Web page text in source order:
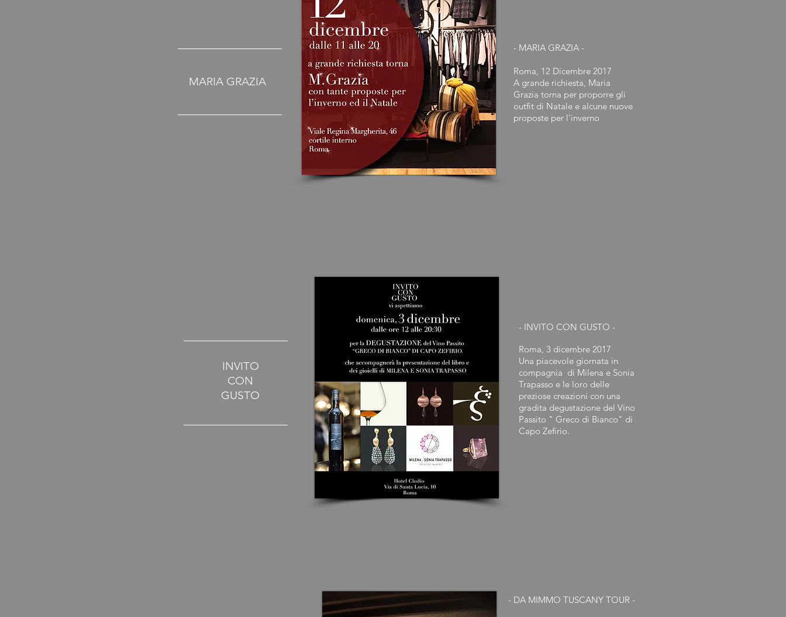
- MARIA GRAZIA -
Roma, 12 Dicembre 2017
A grande richiesta, Maria
Grazia torna per proporre gli
outfit di Natale e alcune nuove
proposte per l’inverno
MARIA GRAZIA
INVITO
CON
GUSTO
- INVITO CON GUSTO -
Roma, 3 dicembre 2017
Una piacevole giornata in
compagnia di Milena e Sonia
Trapasso e le loro delle
preziose creazioni con una
gradita degustazione del Vino
Passito " Greco di Bianco" di
Capo Zefirio.
- DA MIMMO TUSCANY TOUR -